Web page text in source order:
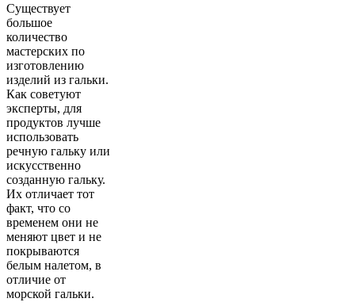
Существует
большое
количество
мастерских по
изготовлению
изделий из гальки.
Как советуют
эксперты, для
продуктов лучше
использовать
речную гальку или
искусственно
созданную гальку.
Их отличает тот
факт, что со
временем они не
меняют цвет и не
покрываются
белым налетом, в
отличие от
морской гальки.